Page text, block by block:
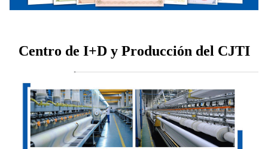
Centro de I+D y Producción del CJTI